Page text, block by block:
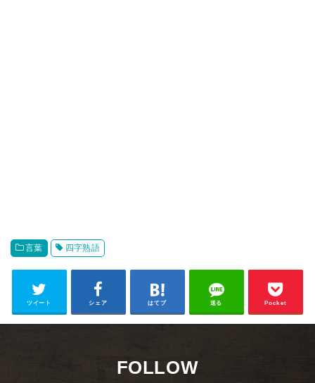
言葉 四字熟語
ツイート シェア はてブ 送る Pocket
FOLLOW